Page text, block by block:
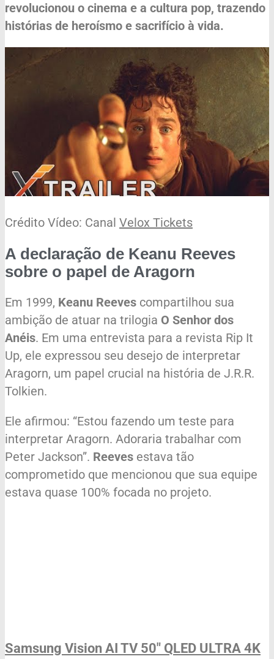
revolucionou o cinema e a cultura pop, trazendo
histórias de heroísmo e sacrifício à vida.
Crédito Vídeo: Canal Velox Tickets
A declaração de Keanu Reeves
sobre o papel de Aragorn
Em 1999, Keanu Reeves compartilhou sua
ambição de atuar na trilogia O Senhor dos
Anéis. Em uma entrevista para a revista Rip It
Up, ele expressou seu desejo de interpretar
Aragorn, um papel crucial na história de J.R.R.
Tolkien.
Ele afirmou: “Estou fazendo um teste para
interpretar Aragorn. Adoraria trabalhar com
Peter Jackson”. Reeves estava tão
comprometido que mencionou que sua equipe
estava quase 100% focada no projeto.
Samsung Vision AI TV 50" QLED ULTRA 4K